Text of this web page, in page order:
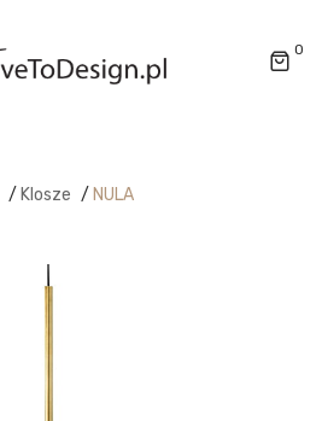
0
/ Klosze / NULA